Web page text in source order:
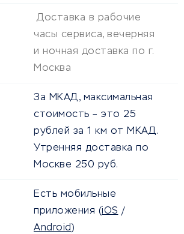
Доставка в рабочие
часы сервиса, вечерняя
и ночная доставка по г.
Москва
За МКАД, максимальная
стоимость – это 25
рублей за 1 км от МКАД.
Утренняя доставка по
Москве 250 руб.
Есть мобильные
приложения (iOS /
Android)